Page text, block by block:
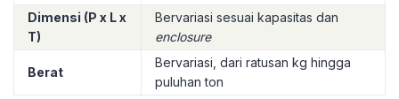
Dimensi (P x L x
T)
Bervariasi sesuai kapasitas dan
enclosure
Berat
Bervariasi, dari ratusan kg hingga
puluhan ton